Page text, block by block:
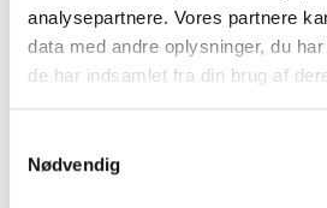
analysepartnere. Vores partnere
data med andre oplysninger, du
de har indsamlet fra din brug af
Nødvendig
✭Læs kursiv nedenfor ved
ophold
Kr. 1.995